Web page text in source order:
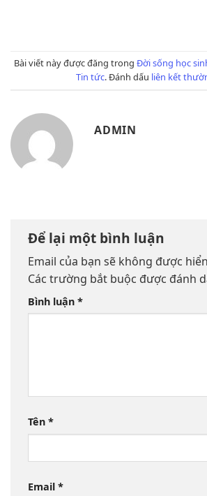
Bài viết này được đăng trong Đời sống học
Tin tức. Đánh dấu liên kết
ADMIN
Để lại một bình luận
Email của bạn sẽ không được
Các trường bắt buộc được đánh
Bình luận *
Tên *
Email *